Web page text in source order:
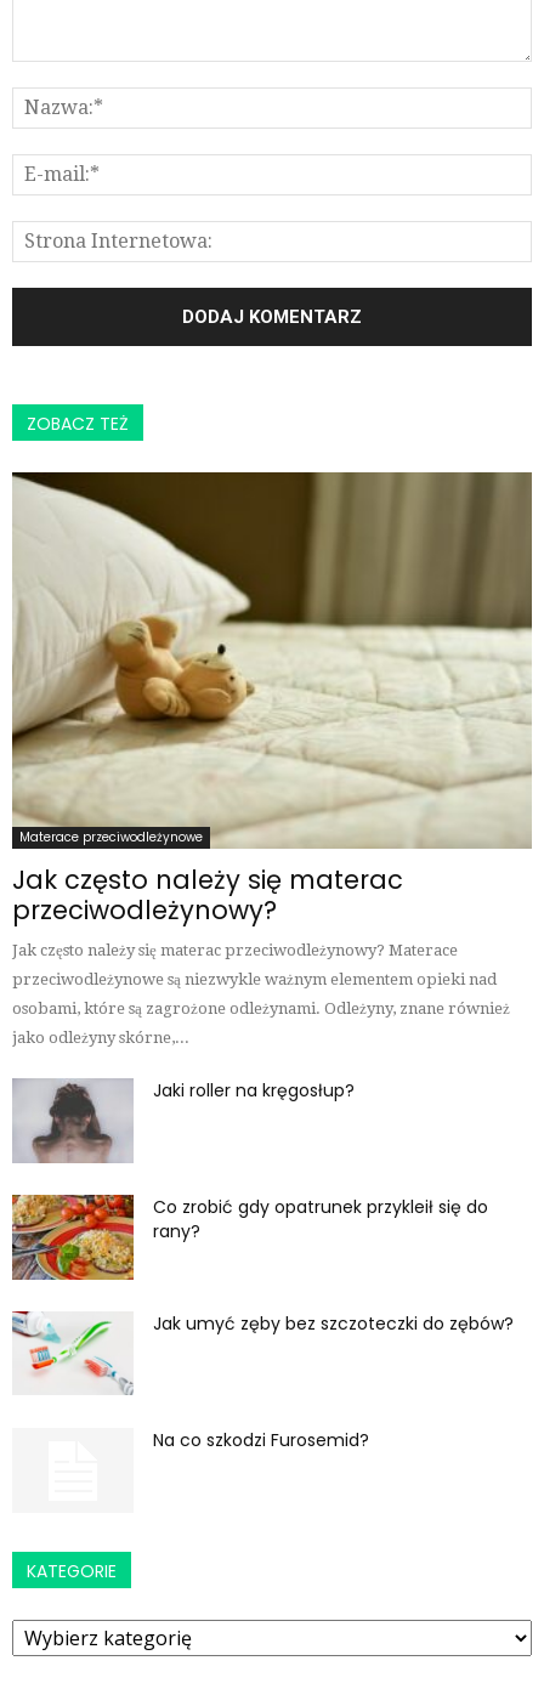
ZOBACZ TEŻ
Materace przeciwodleżynowe
Jak często należy się materac
przeciwodleżynowy?
Jak często należy się materac przeciwodleżynowy? Materace
przeciwodleżynowe są niezwykle ważnym elementem opieki nad
osobami, które są zagrożone odleżynami. Odleżyny, znane również
jako odleżyny skórne,...
Jaki roller na kręgosłup?
Co zrobić gdy opatrunek przykleił się do
rany?
Jak umyć zęby bez szczoteczki do zębów?
Na co szkodzi Furosemid?
KATEGORIE
Kategorie